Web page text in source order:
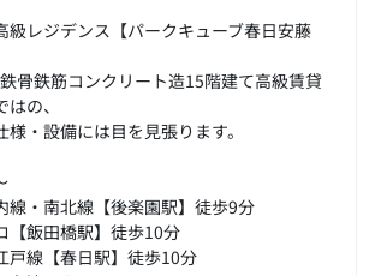
級レジデンス【パークキューブ春日安藤
骨鉄筋コンクリート造15階建て高級賃貸
の、
・設備には目を見張ります。
線・南北線【後楽園駅】徒歩9分
【飯田橋駅】徒歩10分
戸線【春日駅】徒歩10分